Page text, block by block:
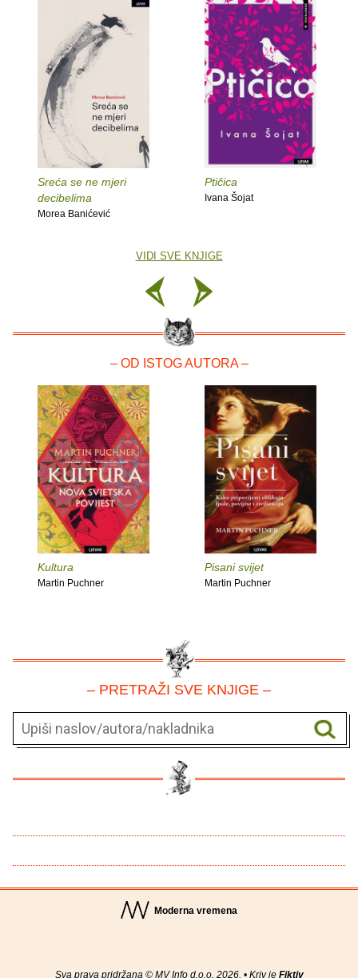
Sreća se ne mjeri
decibelima
Morea Banićević
Ptičica
Ivana Šojat
VIDI SVE KNJIGE
– OD ISTOG AUTORA –
Kultura
Martin Puchner
Pisani svijet
Martin Puchner
– PRETRAŽI SVE KNJIGE –
Moderna vremena
Sva prava pridržana © MV Info d.o.o. 2026. • Kriv je Fiktiv